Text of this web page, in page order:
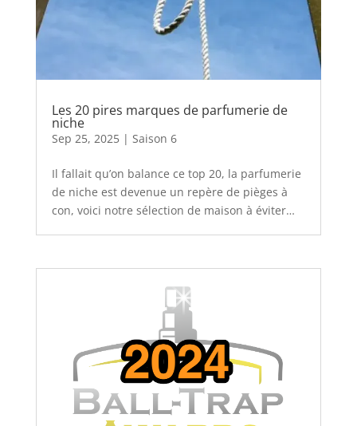
Les 20 pires marques de parfumerie de
niche
Sep 25, 2025| Saison 6
Il fallait qu’on balance ce top 20, la parfumerie
de niche est devenue un repère de pièges à
con, voici notre sélection de maison à éviter…